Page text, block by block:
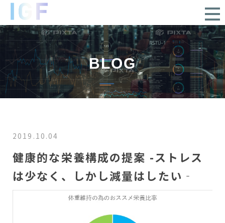
BLOG
2019.10.04
健康的な栄養構成の提案 -ストレス
は少なく、しかし減量はしたい‐